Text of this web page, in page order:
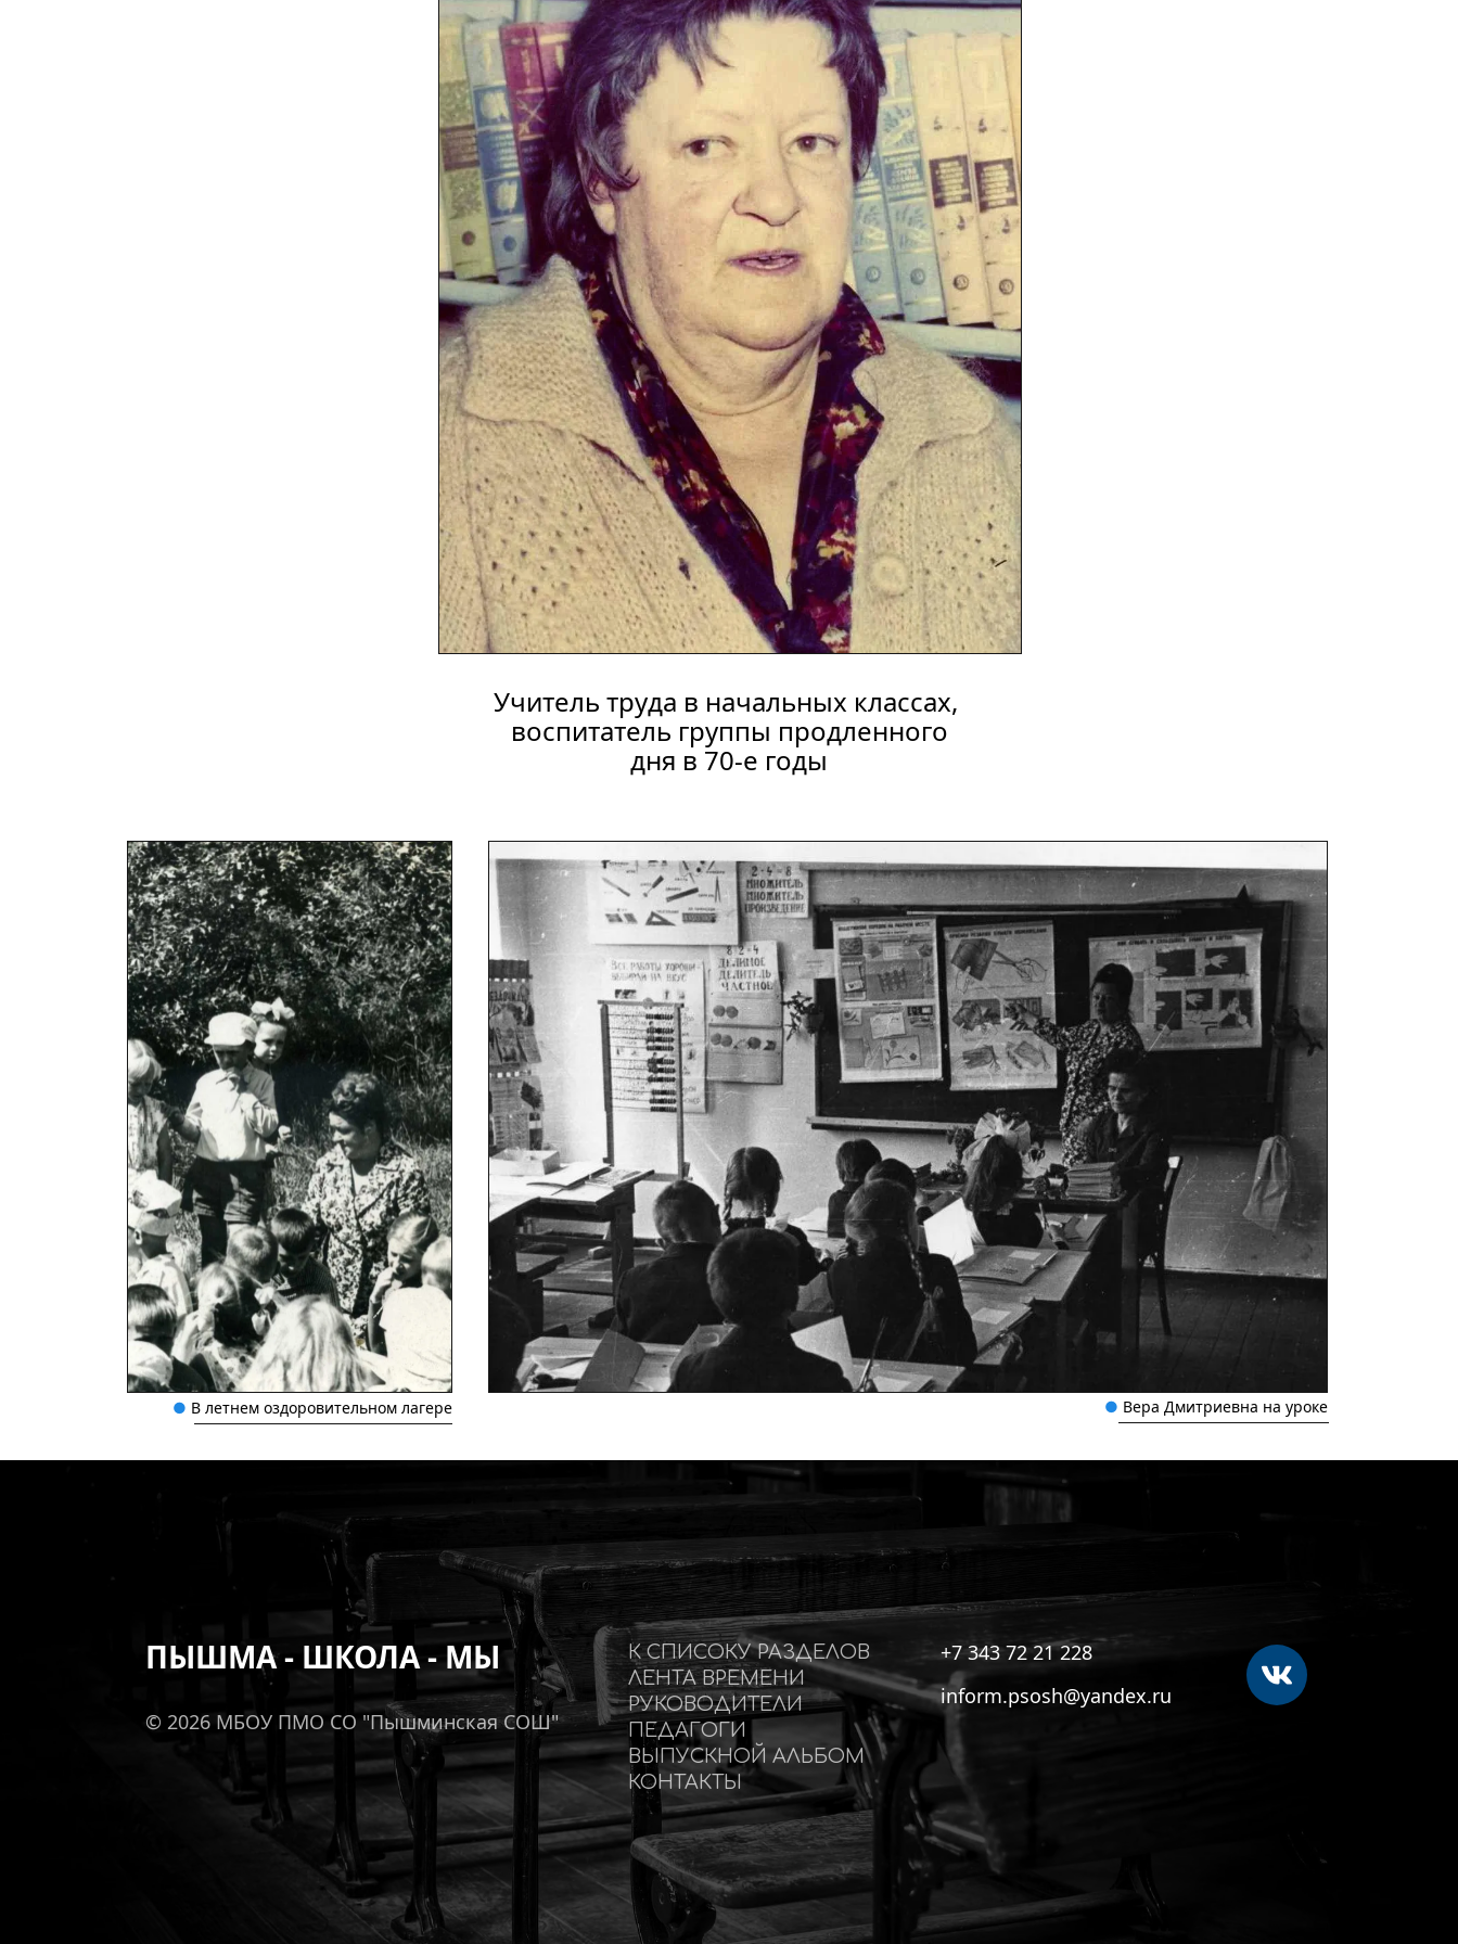
Учитель труда в начальных классах,
воспитатель группы продленного
дня в 70-е годы
● В летнем оздоровительном лагере ● Вера Дмитриевна на уроке
ПЫШМА - ШКОЛА - МЫ
К СПИСОКУ РАЗДЕЛОВ
ЛЕНТА ВРЕМЕНИ
РУКОВОДИТЕЛИ
ПЕДАГОГИ
ВЫПУСКНОЙ АЛЬБОМ
КОНТАКТЫ
+7 343 72 21 228
inform.psosh@yandex.ru
© 2026 МБОУ ПМО СО "Пышминская СОШ"